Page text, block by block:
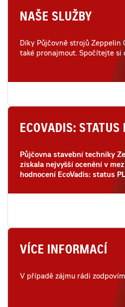
NAŠE SLUŽBY
Díky Půjčovně strojů Zeppelin
také pronajmout. Spočítejte si
ECOVADIS: STATUS
Půjčovna stavební techniky
získala nejvyšší ocenění v
hodnocení EcoVadis: status
VÍCE INFORMACÍ
V případě zájmu rádi